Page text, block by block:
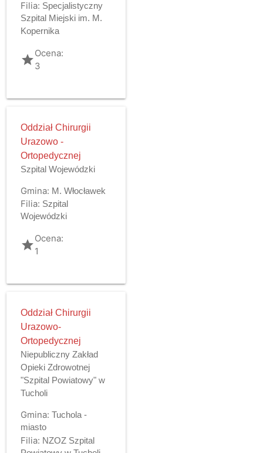
Filia: Specjalistyczny
Szpital Miejski im. M.
Kopernika
gradeOcena:
3
Oddział Chirurgii
Urazowo -
Ortopedycznej
Szpital Wojewódzki
Gmina: M. Włocławek
Filia: Szpital
Wojewódzki
gradeOcena:
1
Oddział Chirurgii
Urazowo-
Ortopedycznej
Niepubliczny Zakład
Opieki Zdrowotnej
"Szpital Powiatowy" w
Tucholi
Gmina: Tuchola -
miasto
Filia: NZOZ Szpital